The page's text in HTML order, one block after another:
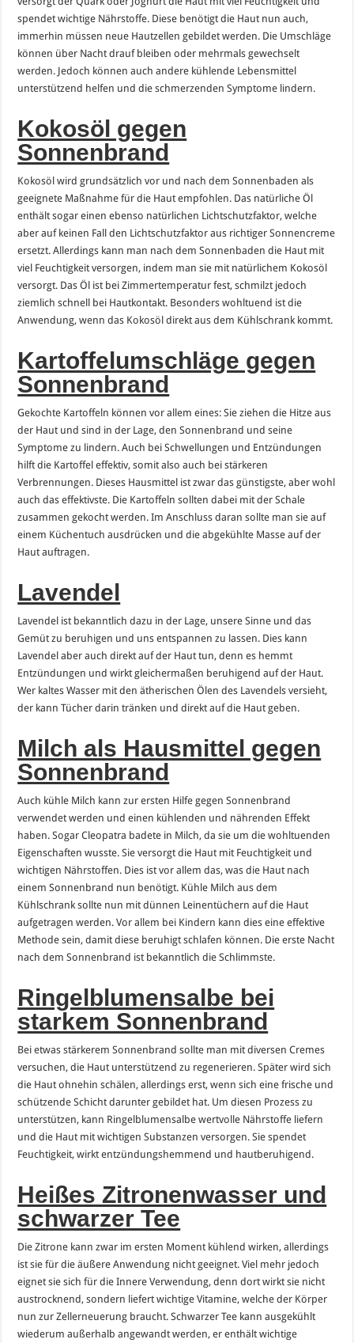
spendet wichtige Nährstoffe. Diese benötigt die Haut nun auch,
immerhin müssen neue Hautzellen gebildet werden. Die Umschläge
können über Nacht drauf bleiben oder mehrmals gewechselt
werden. Jedoch können auch andere kühlende Lebensmittel
unterstützend helfen und die schmerzenden Symptome lindern.
Kokosöl gegen
Sonnenbrand
Kokosöl wird grundsätzlich vor und nach dem Sonnenbaden als
geeignete Maßnahme für die Haut empfohlen. Das natürliche Öl
enthält sogar einen ebenso natürlichen Lichtschutzfaktor, welche
aber auf keinen Fall den Lichtschutzfaktor aus richtiger Sonnencreme
ersetzt. Allerdings kann man nach dem Sonnenbaden die Haut mit
viel Feuchtigkeit versorgen, indem man sie mit natürlichem Kokosöl
versorgt. Das Öl ist bei Zimmertemperatur fest, schmilzt jedoch
ziemlich schnell bei Hautkontakt. Besonders wohltuend ist die
Anwendung, wenn das Kokosöl direkt aus dem Kühlschrank kommt.
Kartoffelumschläge gegen
Sonnenbrand
Gekochte Kartoffeln können vor allem eines: Sie ziehen die Hitze aus
der Haut und sind in der Lage, den Sonnenbrand und seine
Symptome zu lindern. Auch bei Schwellungen und Entzündungen
hilft die Kartoffel effektiv, somit also auch bei stärkeren
Verbrennungen. Dieses Hausmittel ist zwar das günstigste, aber wohl
auch das effektivste. Die Kartoffeln sollten dabei mit der Schale
zusammen gekocht werden. Im Anschluss daran sollte man sie auf
einem Küchentuch ausdrücken und die abgekühlte Masse auf der
Haut auftragen.
Lavendel
Lavendel ist bekanntlich dazu in der Lage, unsere Sinne und das
Gemüt zu beruhigen und uns entspannen zu lassen. Dies kann
Lavendel aber auch direkt auf der Haut tun, denn es hemmt
Entzündungen und wirkt gleichermaßen beruhigend auf der Haut.
Wer kaltes Wasser mit den ätherischen Ölen des Lavendels versieht,
der kann Tücher darin tränken und direkt auf die Haut geben.
Milch als Hausmittel gegen
Sonnenbrand
Auch kühle Milch kann zur ersten Hilfe gegen Sonnenbrand
verwendet werden und einen kühlenden und nährenden Effekt
haben. Sogar Cleopatra badete in Milch, da sie um die wohltuenden
Eigenschaften wusste. Sie versorgt die Haut mit Feuchtigkeit und
wichtigen Nährstoffen. Dies ist vor allem das, was die Haut nach
einem Sonnenbrand nun benötigt. Kühle Milch aus dem
Kühlschrank sollte nun mit dünnen Leinentüchern auf die Haut
aufgetragen werden. Vor allem bei Kindern kann dies eine effektive
Methode sein, damit diese beruhigt schlafen können. Die erste Nacht
nach dem Sonnenbrand ist bekanntlich die Schlimmste.
Ringelblumensalbe bei
starkem Sonnenbrand
Bei etwas stärkerem Sonnenbrand sollte man mit diversen Cremes
versuchen, die Haut unterstützend zu regenerieren. Später wird sich
die Haut ohnehin schälen, allerdings erst, wenn sich eine frische und
schützende Schicht darunter gebildet hat. Um diesen Prozess zu
unterstützen, kann Ringelblumensalbe wertvolle Nährstoffe liefern
und die Haut mit wichtigen Substanzen versorgen. Sie spendet
Feuchtigkeit, wirkt entzündungshemmend und hautberuhigend.
Heißes Zitronenwasser und
schwarzer Tee
Die Zitrone kann zwar im ersten Moment kühlend wirken, allerdings
ist sie für die äußere Anwendung nicht geeignet. Viel mehr jedoch
eignet sie sich für die Innere Verwendung, denn dort wirkt sie nicht
austrocknend, sondern liefert wichtige Vitamine, welche der Körper
nun zur Zellerneuerung braucht. Schwarzer Tee kann ausgekühlt
wiederum außerhalb angewandt werden, er enthält wichtige